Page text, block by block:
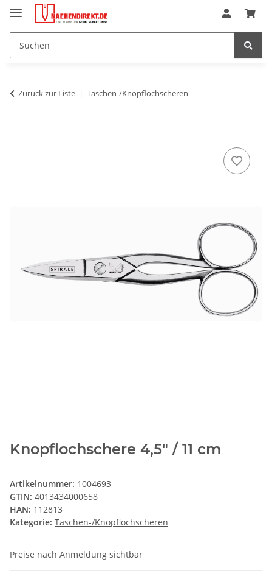
Zurück zur Liste Taschen-/Knopflochscheren
Knopflochschere 4,5" / 11 cm
Artikelnummer: 1004693
GTIN: 4013434000658
HAN: 112813
Kategorie: Taschen-/Knopflochscheren
Preise nach Anmeldung sichtbar